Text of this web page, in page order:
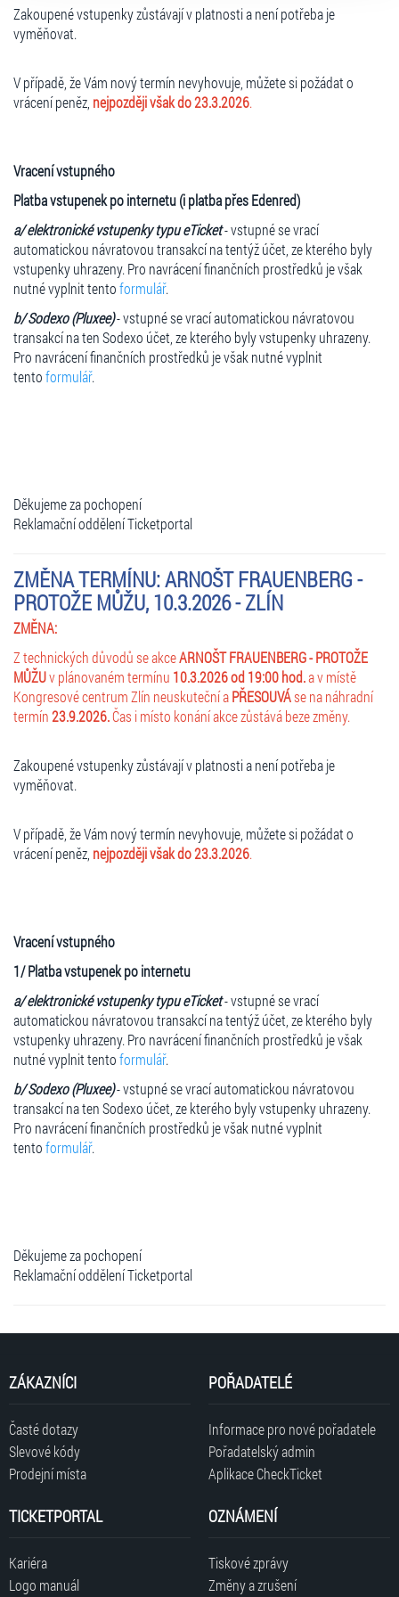
Zakoupené vstupenky zůstávají v platnosti a není potřeba je
vyměňovat.
V případě, že Vám nový termín nevyhovuje, můžete si požádat o
vrácení peněz, nejpozději však do 23.3.2026.
Vracení vstupného
Platba vstupenek po internetu (i platba přes Edenred)
a/ elektronické vstupenky typu eTicket- vstupné se vrací
automatickou návratovou transakcí na tentýž účet, ze kterého byly
vstupenky uhrazeny. Pro navrácení finančních prostředků je však
nutné vyplnit tentoformulář.
b/ Sodexo (Pluxee)- vstupné se vrací automatickou návratovou
transakcí na ten Sodexo účet, ze kterého byly vstupenky uhrazeny.
Pro navrácení finančních prostředků je však nutné vyplnit
tentoformulář.
Děkujeme za pochopení
Reklamační oddělení Ticketportal
ZMĚNA TERMÍNU: ARNOŠT FRAUENBERG -
PROTOŽE MŮŽU, 10.3.2026 - ZLÍN
ZMĚNA:
Z technických důvodů se akceARNOŠT FRAUENBERG - PROTOŽE
MŮŽUv plánovaném termínu 10.3.2026 od 19:00 hod.a v místě
Kongresové centrum Zlín neuskuteční aPŘESOUVÁse na náhradní
termín23.9.2026.Čas i místo konání akce zůstává beze změny.
Zakoupené vstupenky zůstávají v platnosti a není potřeba je
vyměňovat.
V případě, že Vám nový termín nevyhovuje, můžete si požádat o
vrácení peněz, nejpozději však do 23.3.2026.
Vracení vstupného
1/ Platba vstupenek po internetu
a/ elektronické vstupenky typu eTicket- vstupné se vrací
automatickou návratovou transakcí na tentýž účet, ze kterého byly
vstupenky uhrazeny. Pro navrácení finančních prostředků je však
nutné vyplnit tentoformulář.
b/ Sodexo (Pluxee)- vstupné se vrací automatickou návratovou
transakcí na ten Sodexo účet, ze kterého byly vstupenky uhrazeny.
Pro navrácení finančních prostředků je však nutné vyplnit
tentoformulář.
Děkujeme za pochopení
Reklamační oddělení Ticketportal
ZÁKAZNÍCI
Časté dotazy
Slevové kódy
Prodejní místa
POŘADATELÉ
Informace pro nové pořadatele
Pořadatelský admin
Aplikace CheckTicket
TICKETPORTAL
Kariéra
Logo manuál
OZNÁMENÍ
Tiskové zprávy
Změny a zrušení